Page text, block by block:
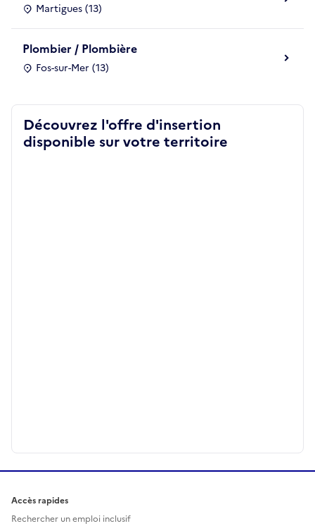
Martigues (13)
Plombier / Plombière
Fos-sur-Mer (13)
Découvrez l'offre d'insertion
disponible sur votre territoire
Accès rapides
Rechercher un emploi inclusif